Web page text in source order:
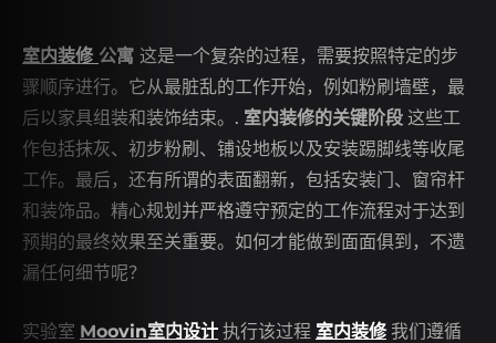
室内装修 公寓 这是一个复杂的过程，需要按照特定的步
骤顺序进行。它从最脏乱的工作开始，例如粉刷墙壁，最
后以家具组装和装饰结束。. 室内装修的关键阶段 这些工
作包括抹灰、初步粉刷、铺设地板以及安装踢脚线等收尾
工作。最后，还有所谓的表面翻新，包括安装门、窗帘杆
和装饰品。精心规划并严格遵守预定的工作流程对于达到
预期的最终效果至关重要。如何才能做到面面俱到，不遗
漏任何细节呢？
实验室 Moovin室内设计 执行该过程 室内装修我们遵循